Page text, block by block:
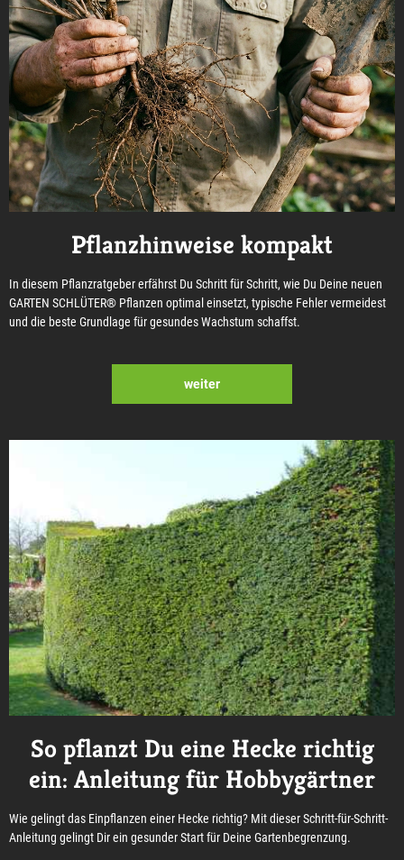
Pflanzhinweise kompakt
In diesem Pflanzratgeber erfährst Du Schritt für Schritt, wie Du Deine neuen
GARTEN SCHLÜTER® Pflanzen optimal einsetzt, typische Fehler vermeidest
und die beste Grundlage für gesundes Wachstum schaffst.
weiter
So pflanzt Du eine Hecke richtig
ein: Anleitung für Hobbygärtner
Wie gelingt das Einpflanzen einer Hecke richtig? Mit dieser Schritt-für-Schritt-
Anleitung gelingt Dir ein gesunder Start für Deine Gartenbegrenzung.